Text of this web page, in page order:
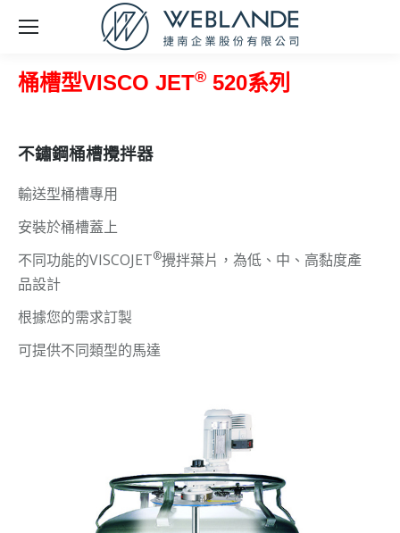
桶槽型VISCO JET® 520系列
不鏽鋼桶槽攪拌器
輸送型桶槽專用
安裝於桶槽蓋上
不同功能的VISCOJET®攪拌葉片，為低、中、高黏度產
品設計
根據您的需求訂製
可提供不同類型的馬達